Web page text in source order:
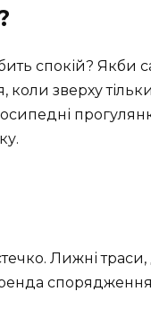
спокій? Якби
зверху
Лижні
спорядження